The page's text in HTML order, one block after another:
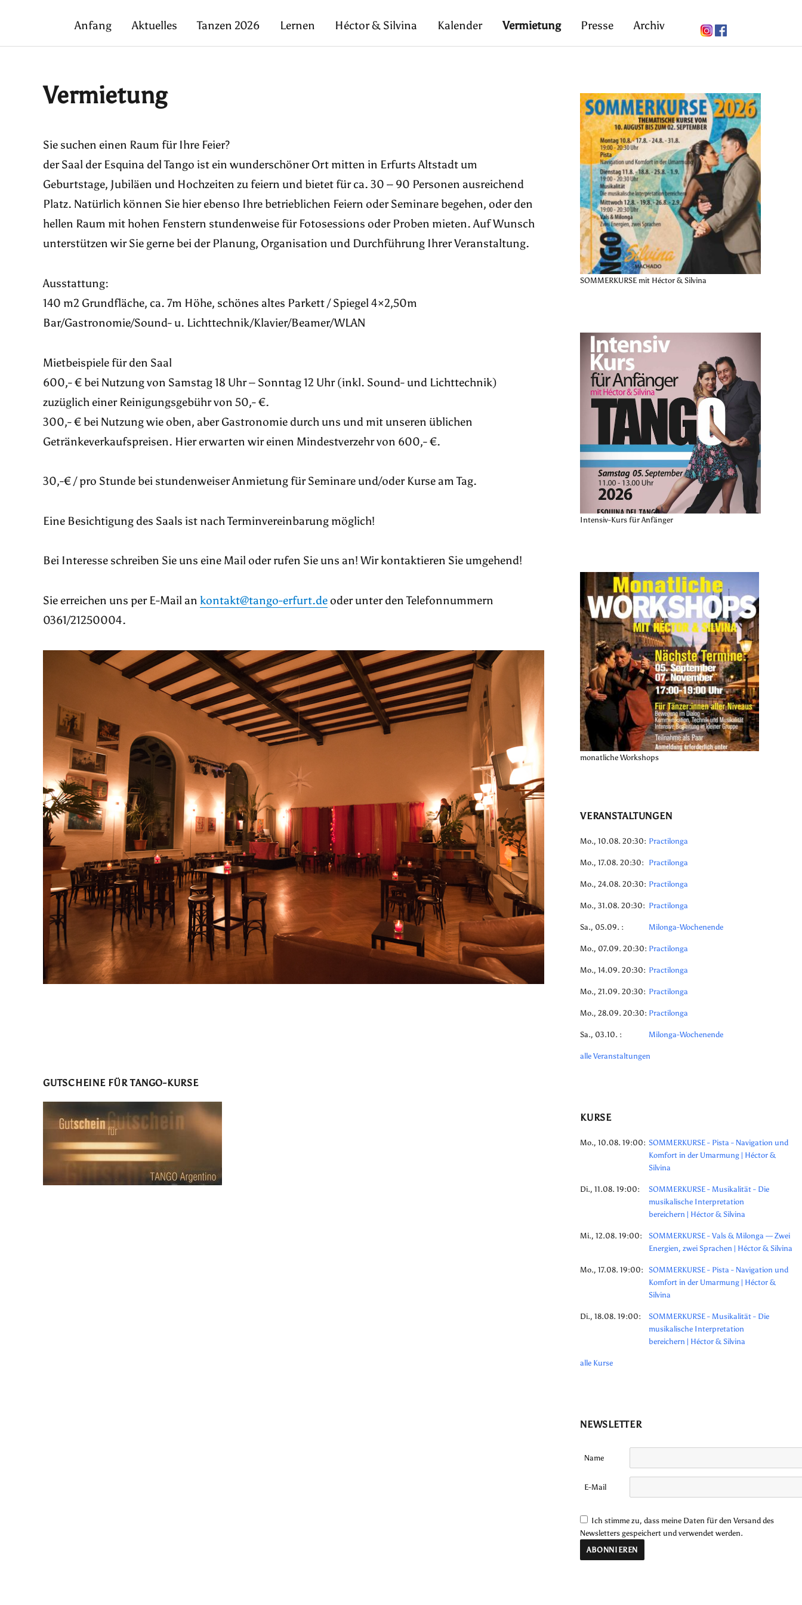
Anfang Aktuelles Tanzen 2026 Lernen Héctor & Silvina Kalender Vermietung Presse Archiv
Vermietung
Sie suchen einen Raum für Ihre Feier?
der Saal der Esquina del Tango ist ein wunderschöner Ort mitten in Erfurts Altstadt um
Geburtstage, Jubiläen und Hochzeiten zu feiern und bietet für ca. 30 – 90 Personen ausreichend
Platz. Natürlich können Sie hier ebenso Ihre betrieblichen Feiern oder Seminare begehen, oder den
hellen Raum mit hohen Fenstern stundenweise für Fotosessions oder Proben mieten. Auf Wunsch
unterstützen wir Sie gerne bei der Planung, Organisation und Durchführung Ihrer Veranstaltung.
Ausstattung:
140 m2 Grundfläche, ca. 7m Höhe, schönes altes Parkett / Spiegel 4×2,50m
Bar/Gastronomie/Sound- u. Lichttechnik/Klavier/Beamer/WLAN
Mietbeispiele für den Saal
600,- € bei Nutzung von Samstag 18 Uhr – Sonntag 12 Uhr (inkl. Sound- und Lichttechnik)
zuzüglich einer Reinigungsgebühr von 50,- €.
300,- € bei Nutzung wie oben, aber Gastronomie durch uns und mit unseren üblichen
Getränkeverkaufspreisen. Hier erwarten wir einen Mindestverzehr von 600,- €.
30,-€ / pro Stunde bei stundenweiser Anmietung für Seminare und/oder Kurse am Tag.
Eine Besichtigung des Saals ist nach Terminvereinbarung möglich!
Bei Interesse schreiben Sie uns eine Mail oder rufen Sie uns an! Wir kontaktieren Sie umgehend!
Sie erreichen uns per E-Mail an kontakt@tango-erfurt.deoder unter den Telefonnummern
0361/21250004.
GUTSCHEINE FÜR TANGO-KURSE
SOMMERKURSE mit Héctor & Silvina
Intensiv-Kurs für Anfänger
monatliche Workshops
VERANSTALTUNGEN
Mo., 10.08. 20:30: Practilonga
Mo., 17.08. 20:30: Practilonga
Mo., 24.08. 20:30: Practilonga
Mo., 31.08. 20:30: Practilonga
Sa., 05.09. : Milonga-Wochenende
Mo., 07.09. 20:30: Practilonga
Mo., 14.09. 20:30: Practilonga
Mo., 21.09. 20:30: Practilonga
Mo., 28.09. 20:30: Practilonga
Sa., 03.10. : Milonga-Wochenende
alle Veranstaltungen
KURSE
Mo., 10.08. 19:00: SOMMERKURSE - Pista - Navigation und
Komfort in der Umarmung | Héctor &
Silvina
Di., 11.08. 19:00:
SOMMERKURSE - Musikalität - Die
musikalische Interpretation
bereichern | Héctor & Silvina
Mi., 12.08. 19:00:
SOMMERKURSE - Vals & Milonga — Zwei
Energien, zwei Sprachen | Héctor & Silvina
Mo., 17.08. 19:00: SOMMERKURSE - Pista - Navigation und
Komfort in der Umarmung | Héctor &
Silvina
Di., 18.08. 19:00:
SOMMERKURSE - Musikalität - Die
musikalische Interpretation
bereichern | Héctor & Silvina
alle Kurse
NEWSLETTER
Name
E-Mail
Ich stimme zu, dass meine Daten für den Versand des
Newsletters gespeichert und verwendet werden.